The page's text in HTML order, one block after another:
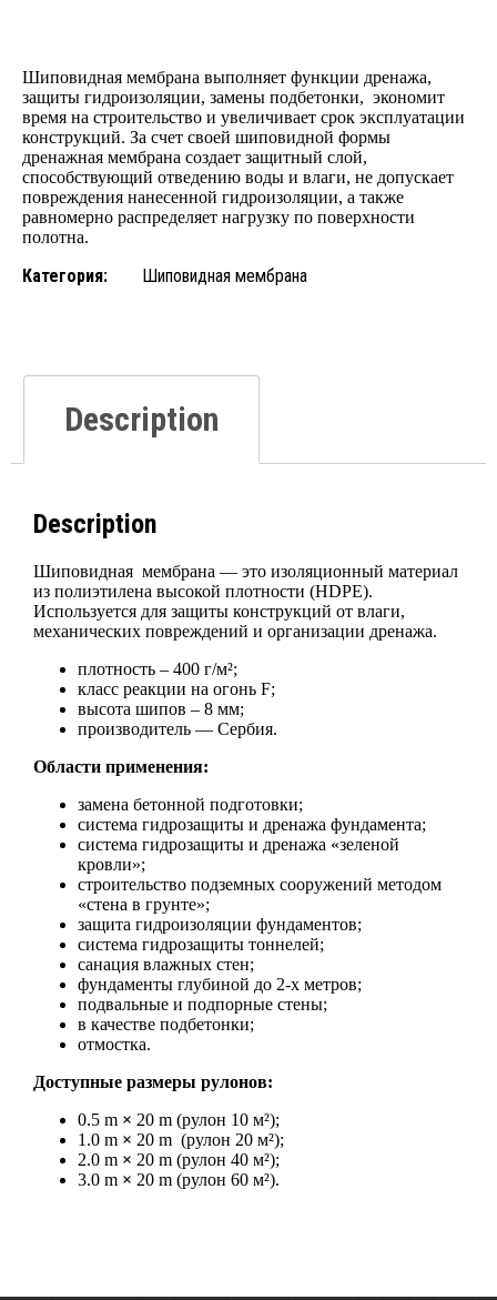
Шиповидная мембрана выполняет функции дренажа,
защиты гидроизоляции, замены подбетонки, экономит
время на строительство и увеличивает срок эксплуатации
конструкций. За счет своей шиповидной формы
дренажная мембрана создает защитный слой,
способствующий отведению воды и влаги, не допускает
повреждения нанесенной гидроизоляции, а также
равномерно распределяет нагрузку по поверхности
полотна.
Категория: Шиповидная мембрана
Description
Description
Шиповидная мембрана — это изоляционный материал
из полиэтилена высокой плотности (HDPE).
Используется для защиты конструкций от влаги,
механических повреждений и организации дренажа.
плотность – 400 г/м²;
класс реакции на огонь F;
высота шипов – 8 мм;
производитель — Сербия.
Области применения:
замена бетонной подготовки;
система гидрозащиты и дренажа фундамента;
система гидрозащиты и дренажа «зеленой
кровли»;
строительство подземных сооружений методом
«стена в грунте»;
защита гидроизоляции фундаментов;
система гидрозащиты тоннелей;
санация влажных стен;
фундаменты глубиной до 2-х метров;
подвальные и подпорные стены;
в качестве подбетонки;
отмостка.
Доступные размеры рулонов:
0.5 m × 20 m (рулон 10 м²);
1.0 m × 20 m (рулон 20 м²);
2.0 m × 20 m (рулон 40 м²);
3.0 m × 20 m (рулон 60 м²).